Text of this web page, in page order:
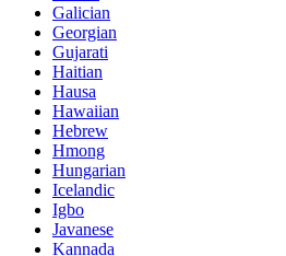
Galician
Georgian
Gujarati
Haitian
Hausa
Hawaiian
Hebrew
Hmong
Hungarian
Icelandic
Igbo
Javanese
Kannada